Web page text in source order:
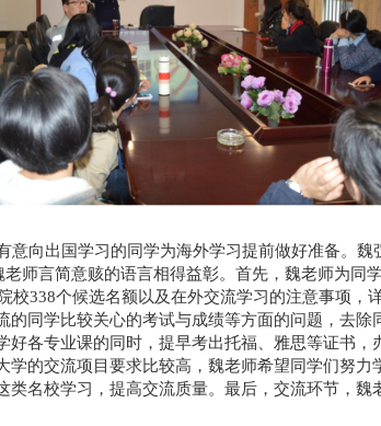
向出国学习的同学为海外学习提前做好准备。
师言简意赅的语言相得益彰。首先，魏老师为同
校338个候选名额以及在外交流学习的注意事项，
同学比较关心的考试与成绩等方面的问题，去
各专业课的同时，提早考出托福、雅思等证书
的交流项目要求比较高，魏老师希望同学们努
名校学习，提高交流质量。最后，交流环节，魏